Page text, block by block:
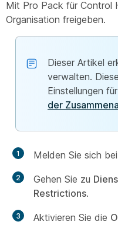
Mit Pro Pack für Control
Organisation freigeben.
Dieser Artikel
verwalten.
Einstellungen
der
1 Melden Sie sich
2 Gehen Sie zu
Restrictions.
3 Aktivieren Sie die